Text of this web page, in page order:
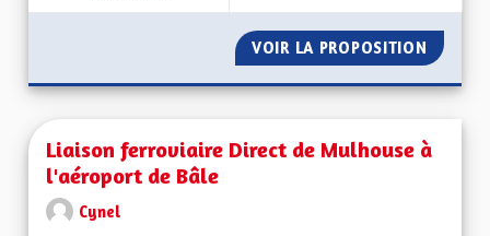
VOIR LA PROPOSITION
Liaison ferroviaire Direct de Mulhouse à
l'aéroport de Bâle
Cynel